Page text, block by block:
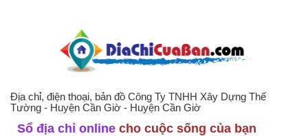
Địa chỉ, điện thoại, bản đồ Công Ty TNHH Xây Dựng Thế
Tường - Huyện Cần Giờ - Huyện Cần Giờ
Sổ địa chỉ online cho cuộc sống của bạn